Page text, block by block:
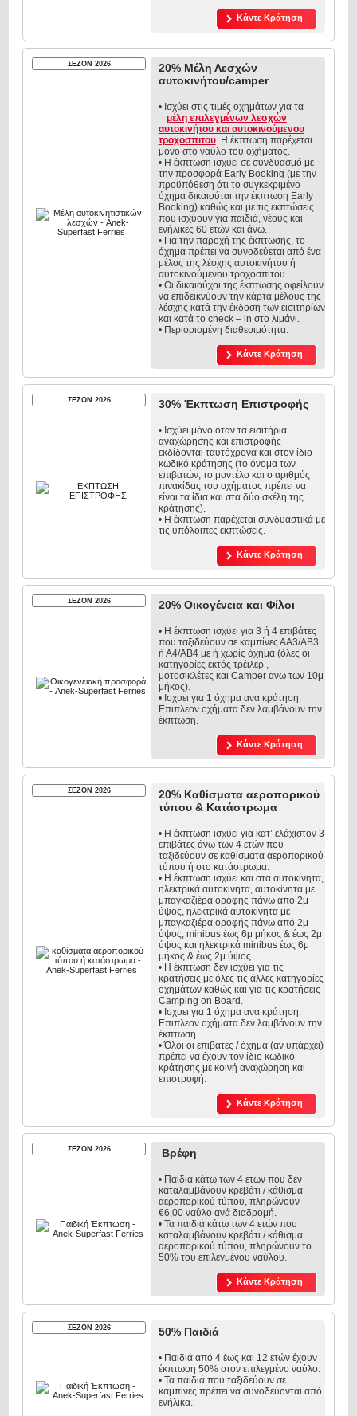
Κάντε Κράτηση
ΣΕΖΟΝ 2026
20% Μέλη Λεσχών
αυτοκινήτου/camper
• Ισχύει στις τιμές οχημάτων για τα
μέλη επιλεγμένων λεσχών
αυτοκινήτου και αυτοκινούμενου
τροχόσπιτου. Η έκπτωση παρέχεται
μόνο στο ναύλο του οχήματος.
• Η έκπτωση ισχύει σε συνδυασμό με
την προσφορά Early Booking (με την
προϋπόθεση ότι το συγκεκριμένο
όχημα δικαιούται την έκπτωση Early
Booking) καθώς και με τις εκπτώσεις
που ισχύουν για παιδιά, νέους και
ενήλικες 60 ετών και άνω.
• Για την παροχή της έκπτωσης, το
όχημα πρέπει να συνοδεύεται από ένα
μέλος της λέσχης αυτοκινήτου ή
αυτοκινούμενου τροχόσπιτου.
• Οι δικαιούχοι της έκπτωσης οφείλουν
να επιδεικνύουν την κάρτα μέλους της
λέσχης κατά την έκδοση των εισιτηρίων
και κατά το check – in στο λιμάνι.
• Περιορισμένη διαθεσιμότητα.
Κάντε Κράτηση
ΣΕΖΟΝ 2026 30% Έκπτωση Επιστροφής
• Ισχύει μόνο όταν τα εισιτήρια
αναχώρησης και επιστροφής
εκδίδονται ταυτόχρονα και στον ίδιο
κωδικό κράτησης (το όνομα των
επιβατών, το μοντέλο και ο αριθμός
πινακίδας του οχήματος πρέπει να
είναι τα ίδια και στα δύο σκέλη της
κράτησης).
• Η έκπτωση παρέχεται συνδυαστικά με
τις υπόλοιπες εκπτώσεις.
Κάντε Κράτηση
ΣΕΖΟΝ 2026 20% Οικογένεια και Φίλοι
• H έκπτωση ισχύει για 3 ή 4 επιβάτες
που ταξιδεύουν σε καμπίνες ΑΑ3/ΑΒ3
ή Α4/ΑΒ4 με ή χωρίς όχημα (όλες οι
κατηγορίες εκτός τρέιλερ ,
μοτοσικλέτες και Camper ανω των 10μ
μήκος).
• Ισχυει για 1 όχημα ανα κράτηση.
Επιπλεον οχήματα δεν λαμβάνουν την
έκπτωση.
Κάντε Κράτηση
ΣΕΖΟΝ 2026
20% Καθίσματα αεροπορικού
τύπου & Κατάστρωμα
• Η έκπτωση ισχύει για κατ’ ελάχιστον 3
επιβάτες άνω των 4 ετών που
ταξιδεύουν σε καθίσματα αεροπορικού
τύπου ή στο κατάστρωμα.
• Η έκπτωση ισχύει και στα αυτοκίνητα,
ηλεκτρικά αυτοκίνητα, αυτοκίνητα με
μπαγκαζιέρα οροφής πάνω από 2μ
ύψος, ηλεκτρικά αυτοκίνητα με
μπαγκαζιέρα οροφής πάνω από 2μ
ύψος, minibus έως 6μ μήκος & έως 2μ
ύψος και ηλεκτρικά minibus έως 6μ
μήκος & έως 2μ ύψος.
• Η έκπτωση δεν ισχύει για τις
κρατήσεις με όλες τις άλλες κατηγορίες
οχημάτων καθώς και για τις κρατήσεις
Camping on Board.
• Ισχυει για 1 όχημα ανα κράτηση.
Επιπλεον οχήματα δεν λαμβάνουν την
έκπτωση.
• Όλοι οι επιβάτες / όχημα (αν υπάρχει)
πρέπει να έχουν τον ίδιο κωδικό
κράτησης με κοινή αναχώρηση και
επιστροφή.
Κάντε Κράτηση
ΣΕΖΟΝ 2026 Βρέφη
• Παιδιά κάτω των 4 ετών που δεν
καταλαμβάνουν κρεβάτι / κάθισμα
αεροπορικού τύπου, πληρώνουν
€6,00 ναύλο ανά διαδρομή.
• Τα παιδιά κάτω των 4 ετών που
καταλαμβάνουν κρεβάτι / κάθισμα
αεροπορικού τύπου, πληρώνουν το
50% του επιλεγμένου ναύλου.
Κάντε Κράτηση
ΣΕΖΟΝ 2026 50% Παιδιά
• Παιδιά από 4 έως και 12 ετών έχουν
έκπτωση 50% στον επιλεγμένο ναύλο.
• Τα παιδιά που ταξιδεύουν σε
καμπίνες πρέπει να συνοδεύονται από
ενήλικα.